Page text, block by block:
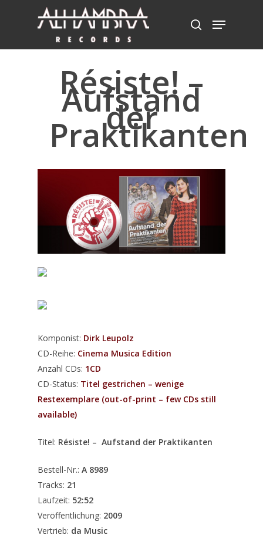
Hit enter to search or ESC to close
Résiste! –
Aufstand
der
Praktikanten
Komponist: Dirk Leupolz
CD-Reihe: Cinema Musica Edition
Anzahl CDs: 1CD
CD-Status: Titel gestrichen – wenige
Restexemplare (out-of-print – few CDs still
available)
Titel: Résiste! – Aufstand der Praktikanten
Bestell-Nr.:A 8989
Tracks: 21
Laufzeit: 52:52
Veröffentlichung: 2009
Vertrieb: da Music